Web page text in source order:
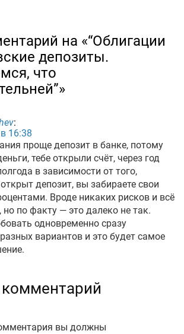
на «“Облигации
депозиты.
что
:
16:38
проще депозит в банке, потому
тебе открыли счёт, через год
в зависимости от того,
депозит, вы забираете свои
Вроде никаких рисков и всё
но по факту — это далеко не так.
одновременно сразу
вариантов и это будет самое
вы должны